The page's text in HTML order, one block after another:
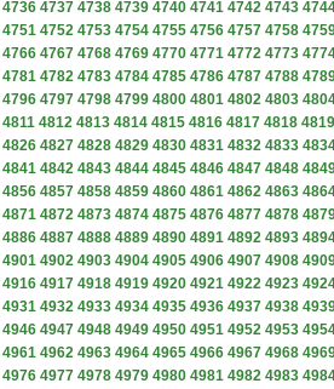
4736 4737 4738 4739 4740 4741 4742 4743
4751 4752 4753 4754 4755 4756 4757 4758
4766 4767 4768 4769 4770 4771 4772 4773
4781 4782 4783 4784 4785 4786 4787 4788
4796 4797 4798 4799 4800 4801 4802 4803
4811 4812 4813 4814 4815 4816 4817 4818 4819
4826 4827 4828 4829 4830 4831 4832 4833
4841 4842 4843 4844 4845 4846 4847 4848
4856 4857 4858 4859 4860 4861 4862 4863
4871 4872 4873 4874 4875 4876 4877 4878
4886 4887 4888 4889 4890 4891 4892 4893
4901 4902 4903 4904 4905 4906 4907 4908
4916 4917 4918 4919 4920 4921 4922 4923
4931 4932 4933 4934 4935 4936 4937 4938
4946 4947 4948 4949 4950 4951 4952 4953
4961 4962 4963 4964 4965 4966 4967 4968
4976 4977 4978 4979 4980 4981 4982 4983